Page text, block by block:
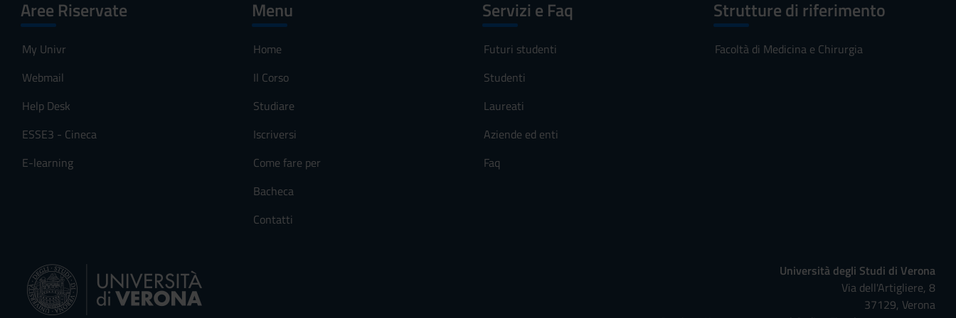
Aree Riservate
My Univr
Webmail
Help Desk
ESSE3 - Cineca
E-learning
Menu
Home
Il Corso
Studiare
Iscriversi
Come fare per
Bacheca
Contatti
Servizi e Faq
Futuri studenti
Studenti
Laureati
Aziende ed enti
Faq
Strutture di riferimento
Facoltà di Medicina e Chirurgia
Università degli Studi di Verona
Via dell'Artigliere, 8
37129, Verona